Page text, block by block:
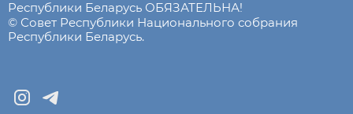
Республики Беларусь ОБЯЗАТЕЛЬНА!
© Совет Республики Национального собрания
Республики Беларусь.